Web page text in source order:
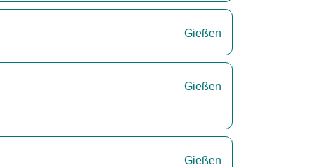
Gießen
Gießen
Gießen